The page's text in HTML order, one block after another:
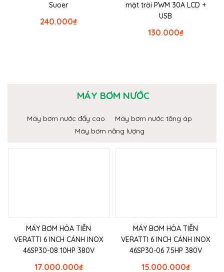
Suoer
₫
240.000
mặt trời PWM 30A LCD +
USB
₫
130.000
MÁY BƠM NƯỚC
Máy bơm nước đẩy cao
Máy bơm nước tăng áp
Máy bơm năng lượng
MÁY BƠM HỎA TIỄN
VERATTI 6 INCH CÁNH INOX
46SP30-08 10HP 380V
₫
17.000.000
MÁY BƠM HỎA TIỄN
VERATTI 6 INCH CÁNH INOX
46SP30-06 7.5HP 380V
₫
15.000.000